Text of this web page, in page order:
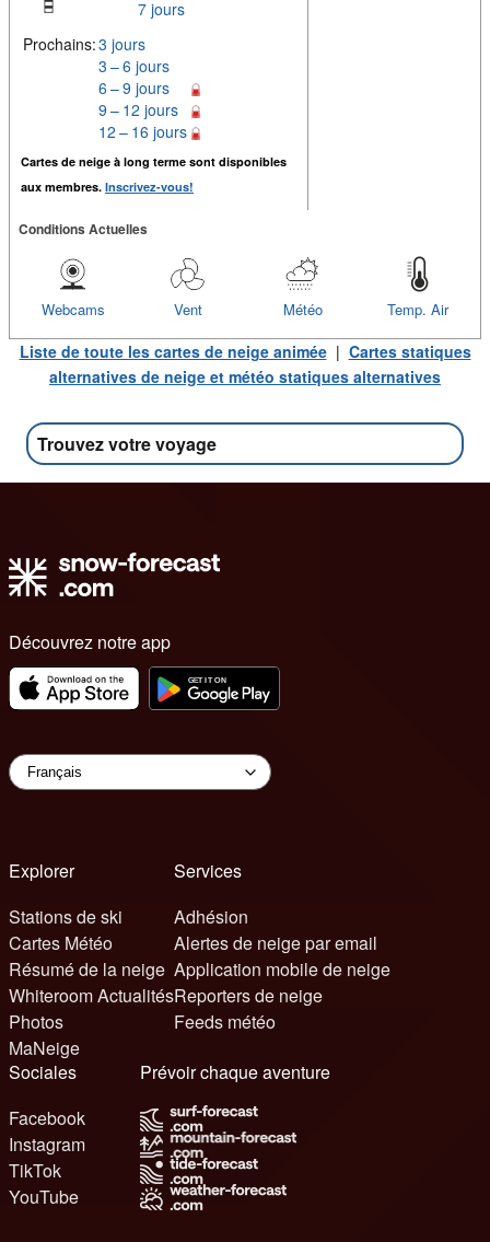
7 jours
Prochains:3 jours
3 – 6 jours
6 – 9 jours
9 – 12 jours
12 – 16 jours
Cartes de neige à long terme sont disponibles
aux membres. Inscrivez-vous!
Conditions Actuelles
Temp. Air
Météo
Vent
Webcams
Liste de toute les cartes de neige animée| Cartes statiques
alternatives de neige et météo statiques alternatives
Trouvez votre voyage
Découvrez notre app
Explorer
Stations de ski
Cartes Météo
Résumé de la neige
Whiteroom Actualités
Photos
MaNeige
Services
Adhésion
Alertes de neige par email
Application mobile de neige
Reporters de neige
Feeds météo
Sociales
Facebook
Instagram
TikTok
YouTube
Prévoir chaque aventure